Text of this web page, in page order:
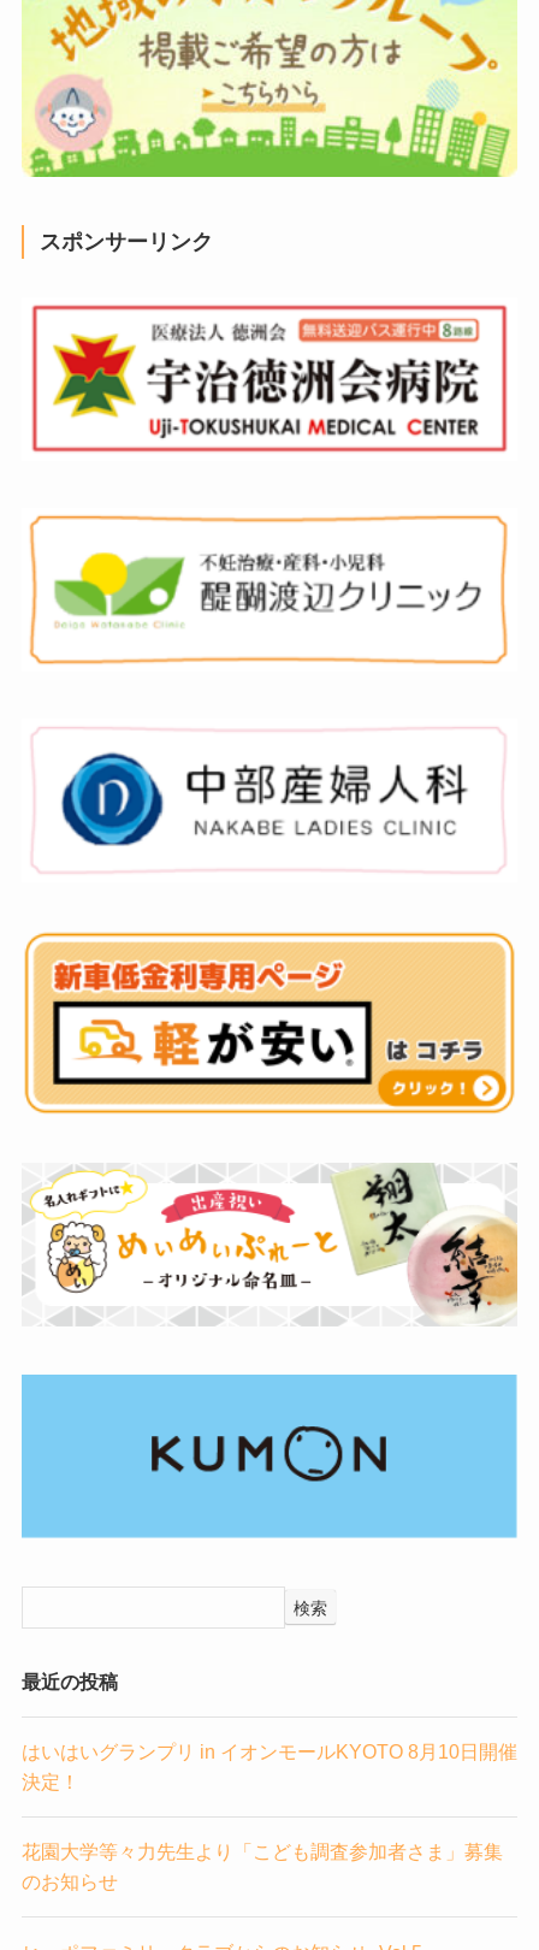
スポンサーリンク
検索
最近の投稿
はいはいグランプリ in イオンモールKYOTO 8月10日開催
決定！
花園大学等々力先生より「こども調査参加者さま」募集
のお知らせ